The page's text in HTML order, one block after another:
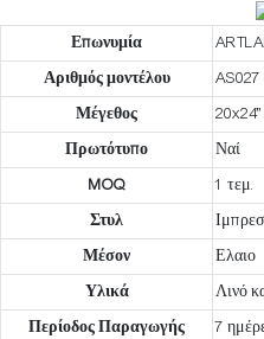
Επωνυμία
Αριθμός μοντέλου
AS027
Μέγεθος
Πρωτότυπο
Ναί
MOQ
1 τεμ.
Στυλ
Μέσον
Ελαιο
Υλικά
Λινό
Περίοδος Παραγωγής
7